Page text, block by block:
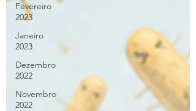
Fevereiro
2023
Janeiro
2023
Dezembro
2022
Novembro
2022